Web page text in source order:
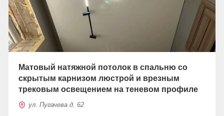
Матовый натяжной потолок в спальню со
скрытым карнизом люстрой и врезным
трековым освещением на теневом профиле
ул. Пугачева д. 62